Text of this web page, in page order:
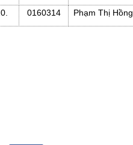
0160314 Phạm Thị Hồng